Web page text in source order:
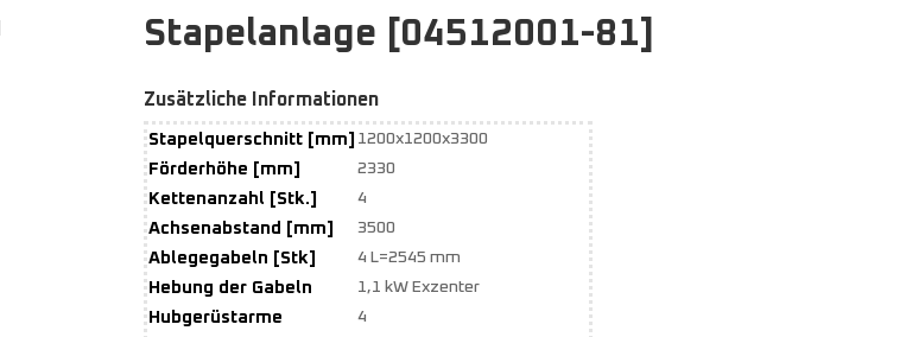
Stapelanlage [04512001-81]
Zusätzliche Informationen
Stapelquerschnitt [mm] 1200x1200x3300
Förderhöhe [mm] 2330
Kettenanzahl [Stk.] 4
Achsenabstand [mm] 3500
Ablegegabeln [Stk] 4 L=2545 mm
Hebung der Gabeln 1,1 kW Exzenter
Hubgerüstarme 4